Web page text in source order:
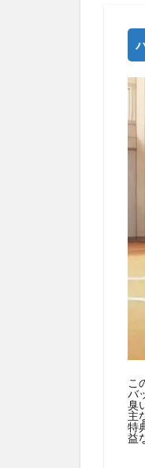
こ
バ
臭
主
特
益